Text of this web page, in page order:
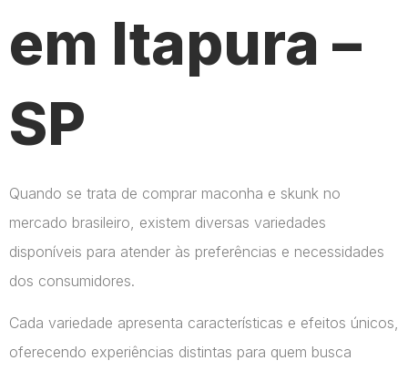
em Itapura –
SP
Quando se trata de comprar maconha e skunk no
mercado brasileiro, existem diversas variedades
disponíveis para atender às preferências e necessidades
dos consumidores.
Cada variedade apresenta características e efeitos únicos,
oferecendo experiências distintas para quem busca